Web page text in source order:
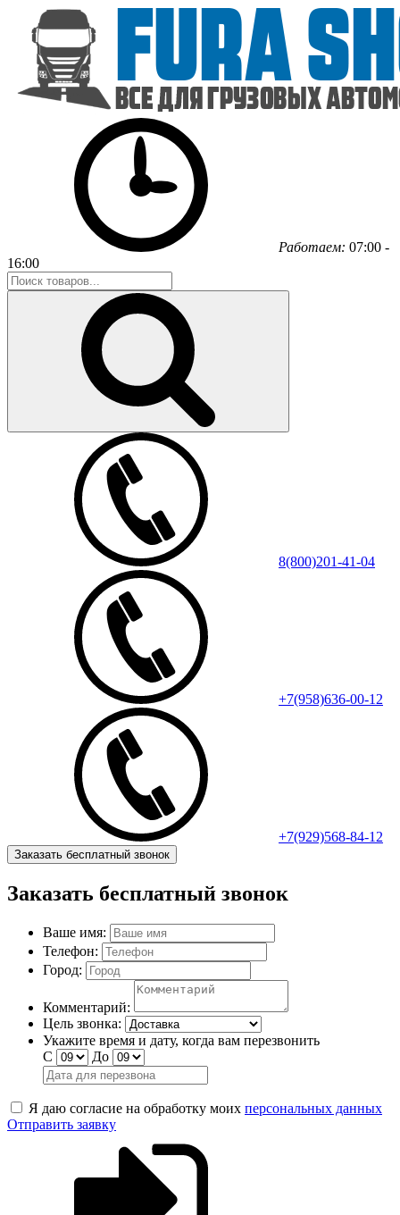
Работаем: 07:00 -
16:00
8(800)201-41-04
+7(958)636-00-12
+7(929)568-84-12
Заказать бесплатный звонок
Заказать бесплатный звонок
Ваше имя:
Телефон:
Город:
Комментарий:
Цель звонка:
Укажите время и дату, когда вам перезвонить
С
До
Я даю согласие на обработку моих персональных данных
Отправить заявку